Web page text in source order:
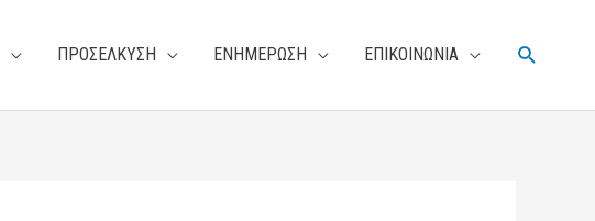
ΠΡΟΣΕΛΚΥΣΗ ΕΝΗΜΕΡΩΣΗ ΕΠΙΚΟΙΝΩΝΙΑ